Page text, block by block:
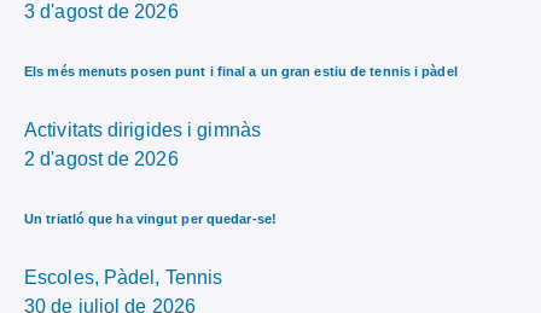
3 d'agost de 2026
Els més menuts posen punt i final a un gran estiu de tennis i pàdel
Activitats dirigides i gimnàs
2 d'agost de 2026
Un triatló que ha vingut per quedar-se!
Escoles, Pàdel, Tennis
30 de juliol de 2026